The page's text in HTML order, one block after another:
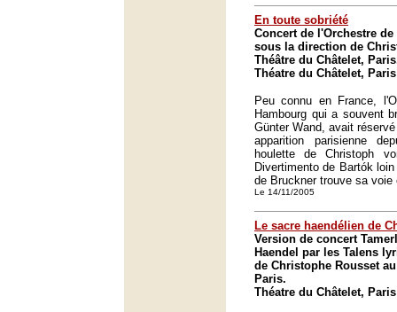
En toute sobriété
Concert de l'Orchestre
sous la direction de
Théâtre du Châtelet,
Théatre du Châtelet, Paris
Peu connu en France,
Hambourg qui a souvent
Günter Wand, avait
apparition parisienne
houlette de Christoph
Divertimento de Bartók
de Bruckner trouve sa voie
Le 14/11/2005
Le sacre haendélien de
Version de concert
Haendel par les Talens
de Christophe Rousset
Paris.
Théatre du Châtelet, Paris